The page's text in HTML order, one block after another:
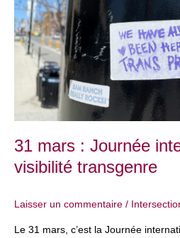
31 mars : Journée
visibilité transgenre
Laisser un commentaire /
Le 31 mars, c’est la Journée
Journée
internationale
de
visibilité
transgenre